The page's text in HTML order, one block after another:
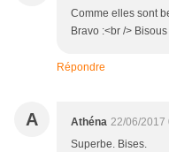
Comme elles sont
Bravo :<br />
Répondre
A Athéna 22/06/2017
Superbe. Bises.